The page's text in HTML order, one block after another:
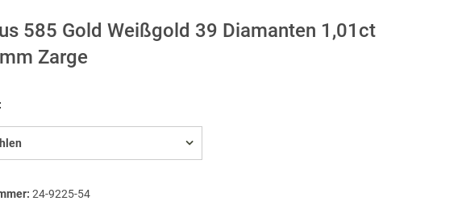
585 Gold Weißgold 39 Diamanten 1,01ct
Zarge
24-9225-54